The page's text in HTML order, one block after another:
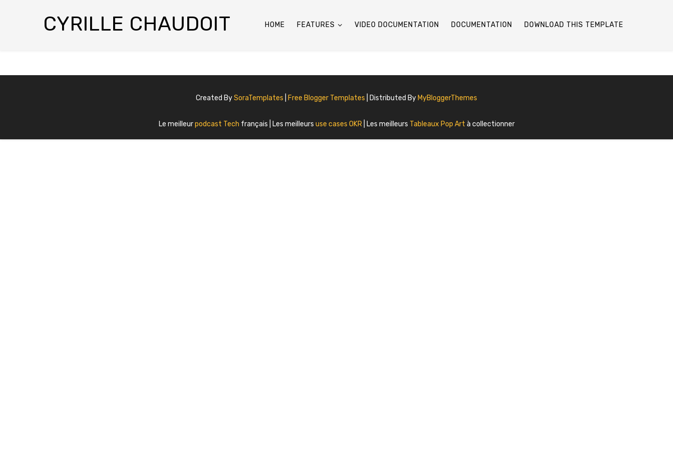
CYRILLE CHAUDOIT HOME FEATURES VIDEO DOCUMENTATION DOCUMENTATION DOWNLOAD THIS TEMPLATE
Created BySoraTemplates Free Blogger Templates | Distributed By MyBloggerThemes
Le meilleurpodcast Tech français | Les meilleurs use cases OKR | Les meilleurs Tableaux Pop Art à collectionner